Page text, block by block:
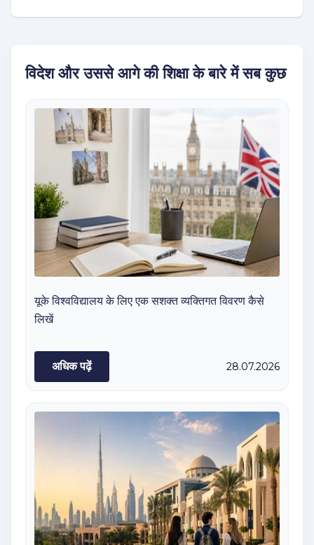
विदेश और उससे आगे की शिक्षा के बारे में सब कुछ
यूके विश्वविद्यालय के लिए एक सशक्त व्यक्तिगत विवरण कैसे
लिखें
अधिक पढ़ें 28.07.2026